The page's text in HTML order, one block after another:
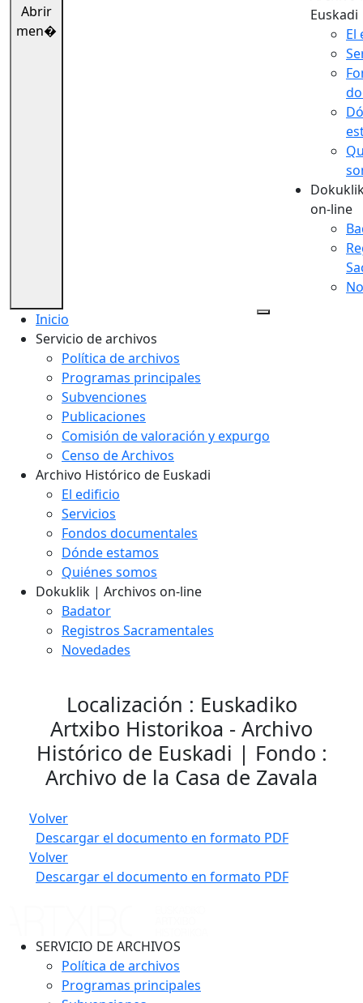
Abrir
men�
Euskadi
El
on-line
Inicio
Servicio de archivos
Política de archivos
Programas principales
Subvenciones
Publicaciones
Comisión de valoración y expurgo
Censo de Archivos
Archivo Histórico de Euskadi
El edificio
Servicios
Fondos documentales
Dónde estamos
Quiénes somos
Dokuklik | Archivos on-line
Badator
Registros Sacramentales
Novedades
Localización : Euskadiko
Artxibo Historikoa - Archivo
Histórico de Euskadi | Fondo :
Archivo de la Casa de Zavala
Volver
Descargar el documento en formato PDF
Volver
Descargar el documento en formato PDF
SERVICIO DE ARCHIVOS
Política de archivos
Programas principales